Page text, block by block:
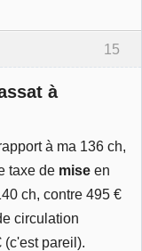
15
à
à ma 136 ch,
taxe de mise en
ch, contre 495 €
circulation
pareil).